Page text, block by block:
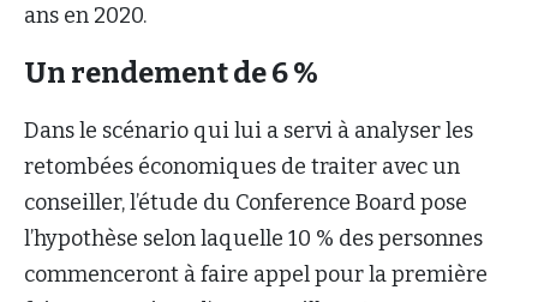
ans en 2020.
Un rendement de 6 %
Dans le scénario qui lui a servi à analyser les
retombées économiques de traiter avec un
conseiller, l’étude du Conference Board pose
l’hypothèse selon laquelle 10 % des personnes
commenceront à faire appel pour la première